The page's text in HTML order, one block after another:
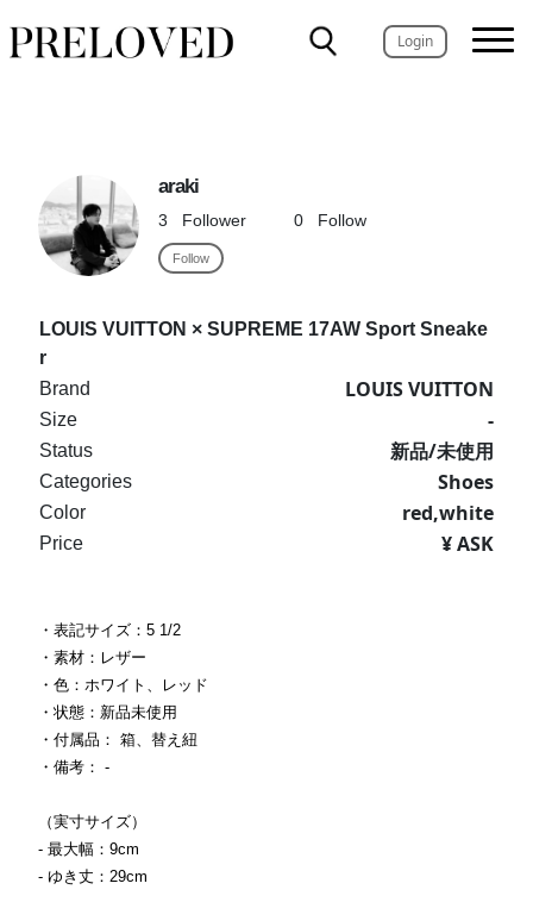
Login
araki
3 Follower 0 Follow
Follow
LOUIS VUITTON × SUPREME 17AW Sport Sneake
r
Brand
LOUIS VUITTON
Size -
Status 新品/未使用
Categories Shoes
Color red,white
Price ¥ ASK
・表記サイズ：5 1/2
・素材：レザー
・色：ホワイト、レッド
・状態：新品未使用
・付属品： 箱、替え紐
・備考： -
（実寸サイズ）
- 最大幅：9cm
- ゆき丈：29cm